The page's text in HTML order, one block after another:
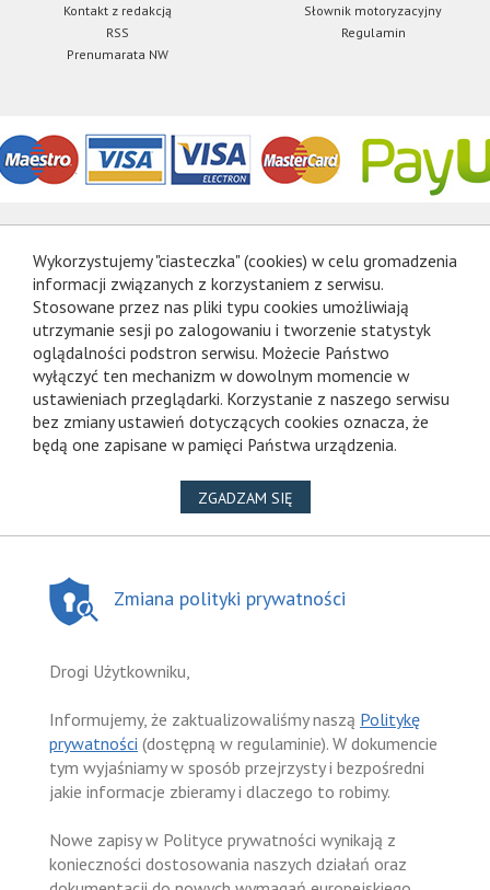
Kontakt z redakcją
Słownik motoryzacyjny
RSS
Regulamin
Prenumarata NW
Wykorzystujemy "ciasteczka" (cookies) w celu gromadzenia
informacji związanych z korzystaniem z serwisu.
Stosowane przez nas pliki typu cookies umożliwiają
utrzymanie sesji po zalogowaniu i tworzenie statystyk
oglądalności podstron serwisu. Możecie Państwo
wyłączyć ten mechanizm w dowolnym momencie w
ustawieniach przeglądarki. Korzystanie z naszego serwisu
bez zmiany ustawień dotyczących cookies oznacza, że
będą one zapisane w pamięci Państwa urządzenia.
ZGADZAM SIĘNA WYKORZYSTANIE PLIKÓW
Zmiana polityki prywatności
Drogi Użytkowniku,
Informujemy, że zaktualizowaliśmy naszą Politykę
prywatności (dostępną w regulaminie). W dokumencie
tym wyjaśniamy w sposób przejrzysty i bezpośredni
jakie informacje zbieramy i dlaczego to robimy.
Nowe zapisy w Polityce prywatności wynikają z
konieczności dostosowania naszych działań oraz